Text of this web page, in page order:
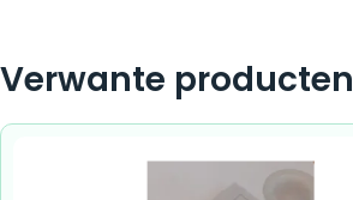
Verwante producten